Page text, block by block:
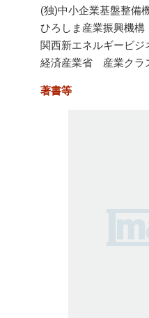
(独)中小企業基盤整
ひろしま産業振興機
関西新エネルギービ
経済産業省 産業クラ
著書等